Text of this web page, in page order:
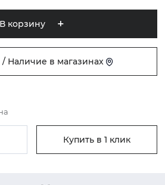
В корзину
Наличие в магазинах
Купить в 1 клик